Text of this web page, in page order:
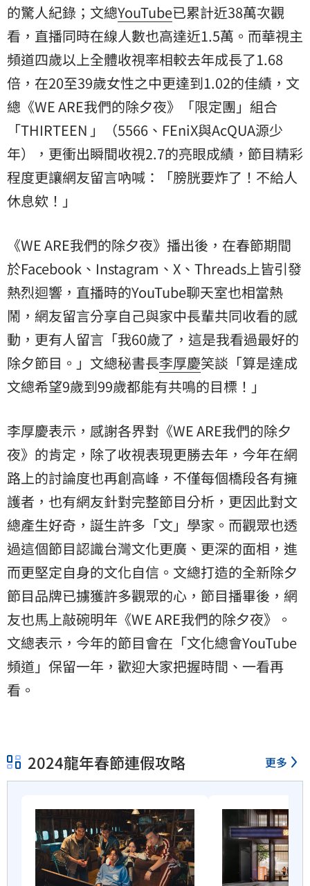
的驚人紀錄；文總YouTube已累計近38萬次觀
看，直播同時在線人數也高達近1.5萬。而華視主
頻道四歲以上全體收視率相較去年成長了1.68
倍，在20至39歲女性之中更達到1.02的佳績，文
總《WE ARE我們的除夕夜》「限定團」組合
「THIRTEEN 」（5566、FEniX與AcQUA源少
年），更衝出瞬間收視2.7的亮眼成績，節目精彩
程度更讓網友留言吶喊：「膀胱要炸了！不給人
休息欸！」
《WE ARE我們的除夕夜》播出後，在春節期間
於Facebook、Instagram、X、Threads上皆引發
熱烈迴響，直播時的YouTube聊天室也相當熱
鬧，網友留言分享自己與家中長輩共同收看的感
動，更有人留言「我60歲了，這是我看過最好的
除夕節目。」文總秘書長李厚慶笑談「算是達成
文總希望9歲到99歲都能有共鳴的目標！」
李厚慶表示，感謝各界對《WE ARE我們的除夕
夜》的肯定，除了收視表現更勝去年，今年在網
路上的討論度也再創高峰，不僅每個橋段各有擁
護者，也有網友針對完整節目分析，更因此對文
總產生好奇，誕生許多「文」學家。而觀眾也透
過這個節目認識台灣文化更廣、更深的面相，進
而更堅定自身的文化自信。文總打造的全新除夕
節目品牌已擄獲許多觀眾的心，節目播畢後，網
友也馬上敲碗明年《WE ARE我們的除夕夜》。
文總表示，今年的節目會在「文化總會YouTube
頻道」保留一年，歡迎大家把握時間、一看再
看。
2024龍年春節連假攻略 更多